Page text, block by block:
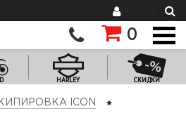
0
HARLEY СКИДКИ
ICON